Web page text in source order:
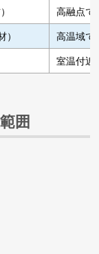
高融点で
高温域で
室温付近
囲